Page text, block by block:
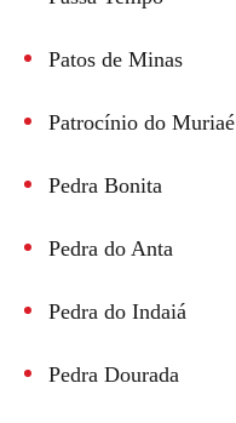
Patos de Minas
Patrocínio do Muriaé
Pedra Bonita
Pedra do Anta
Pedra do Indaiá
Pedra Dourada